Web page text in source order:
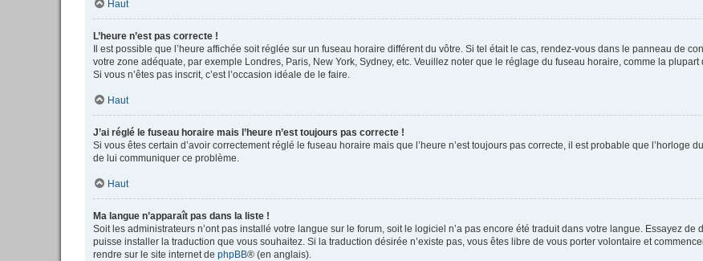
Haut
L’heure n’est pas correcte !
Il est possible que l’heure affichée soit réglée sur un fuseau horaire différent du vôtre. Si tel était le cas, rendez-vous dans le panneau de
votre zone adéquate, par exemple Londres, Paris, New York, Sydney, etc. Veuillez noter que le réglage du fuseau horaire, comme la plupart
Si vous n’êtes pas inscrit, c’est l’occasion idéale de le faire.
Haut
J’ai réglé le fuseau horaire mais l’heure n’est toujours pas correcte !
Si vous êtes certain d’avoir correctement réglé le fuseau horaire mais que l’heure n’est toujours pas correcte, il est probable que l’horloge
de lui communiquer ce problème.
Haut
Ma langue n’apparaît pas dans la liste !
Soit les administrateurs n’ont pas installé votre langue sur le forum, soit le logiciel n’a pas encore été traduit dans votre langue. Essayez de
puisse installer la traduction que vous souhaitez. Si la traduction désirée n’existe pas, vous êtes libre de vous porter volontaire et
rendre sur le site internet de phpBB® (en anglais).